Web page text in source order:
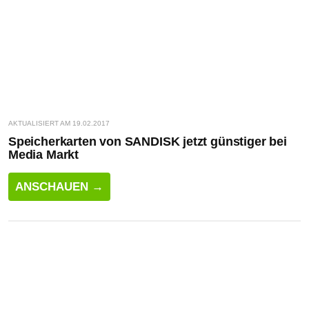
AKTUALISIERT AM 19.02.2017
Speicherkarten von SANDISK jetzt günstiger bei
Media Markt
ANSCHAUEN →